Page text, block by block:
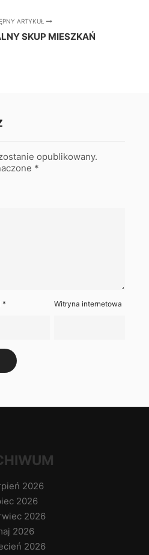
ARTYKUŁ
SKUP MIESZKAŃ
opublikowany.
*
* Witryna internetowa
2026
2026
2026
2026
2026